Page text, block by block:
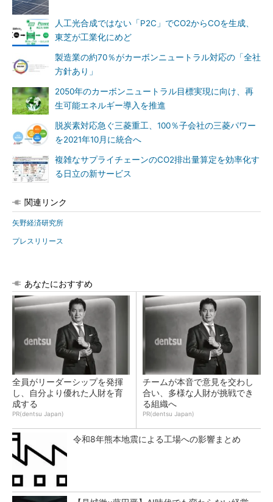
人工光合成ではない「P2C」でCO2からCOを生成、
東芝が工業化にめど
製造業の約70％がカーボンニュートラル対応の「全社
方針あり」
2050年のカーボンニュートラル目標実現に向け、再
生可能エネルギー導入を推進
脱炭素対応急ぐ三菱重工、100％子会社の三菱パワー
を2021年10月に統合へ
複雑なサプライチェーンのCO2排出量算定を効率化す
る日立の新サービス
関連リンク
矢野経済研究所
プレスリリース
あなたにおすすめ
全員がリーダーシップを発揮
し、自分より優れた人財を育
成する
PR(dentsu Japan)
チームが本音で意見を交わし
合い、多様な人財が挑戦でき
る組織へ
PR(dentsu Japan)
令和8年熊本地震による工場への影響まとめ